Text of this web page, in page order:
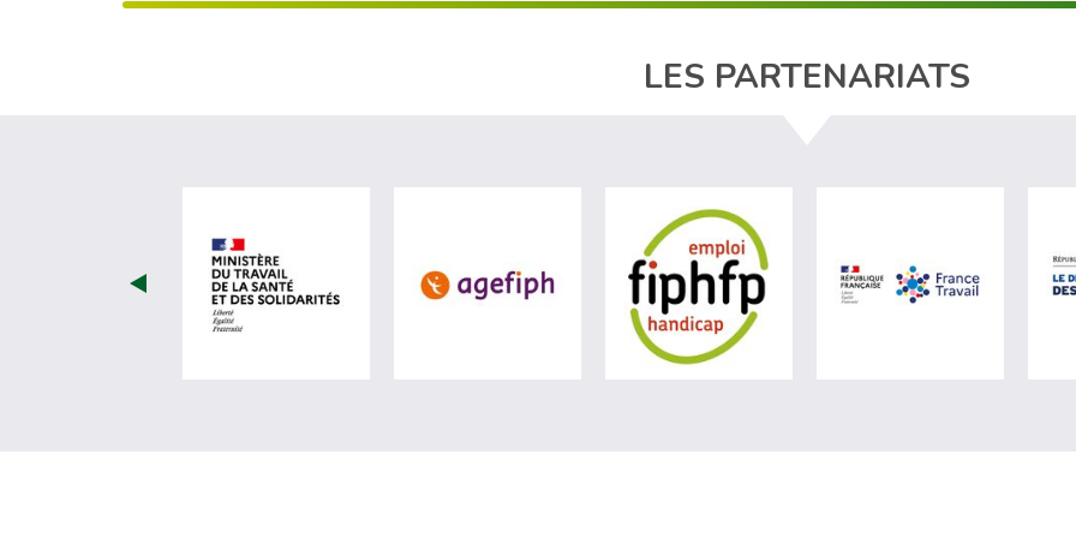
LES PARTENARIATS
visiter les site de Ministère du travail (nouvelle fenêtre)
visiter les site de Agefiph (nouvelle fenêtre)visiter les site de Fiphfp (nouvellevisiter les